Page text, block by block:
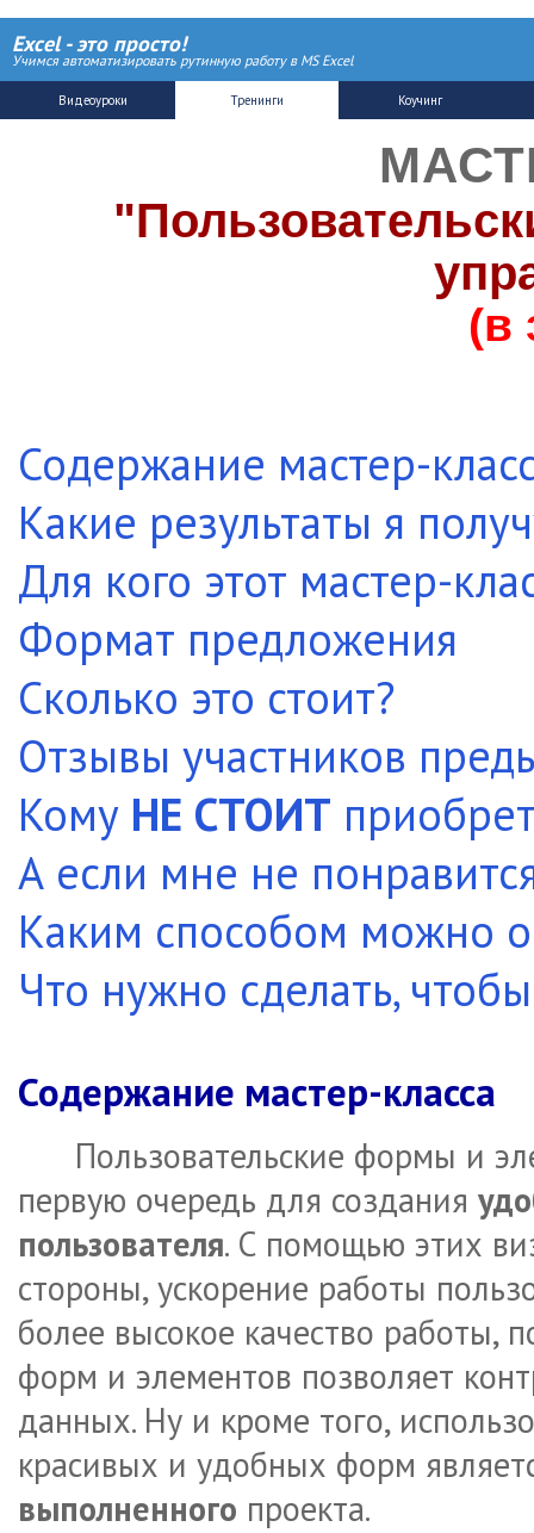
Excel - это просто!
Учимся автоматизировать рутинную работу в MS Excel
(в
Содержание мастер-
Какие результаты я
Для кого этот мастер-
Формат предложения
Сколько это стоит?
Отзывы участников
Кому НЕ СТОИТ
А если мне не
Каким способом можно
Что нужно сделать,
Содержание мастер-класса
Пользовательские формы и
первую очередь для создания
пользователя. С помощью этих
стороны, ускорение работы
более высокое качество работы,
форм и элементов позволяет
данных. Ну и кроме того,
красивых и удобных форм
выполненного проекта.